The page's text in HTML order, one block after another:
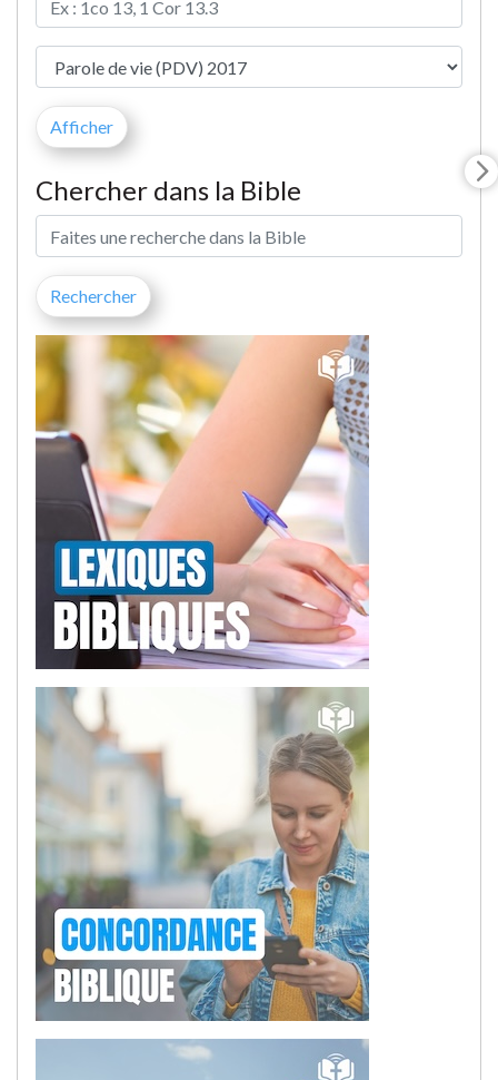
Chercher dans la Bible